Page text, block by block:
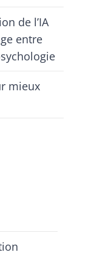
de l’IA
entre
mieux